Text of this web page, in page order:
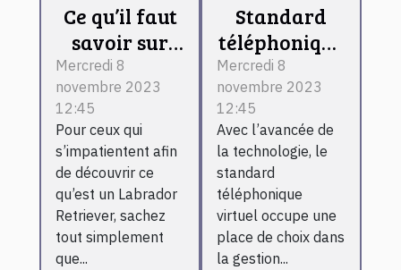
Ce qu’il faut
savoir sur
Labrador
Retriever
Mercredi 8
novembre 2023
12:45
Pour ceux qui
s’impatientent afin
de découvrir ce
qu’est un Labrador
Retriever, sachez
tout simplement
que...
Standard
téléphonique
virtuel :
l’essentiel de
ce qu’il faut
retenir !
Mercredi 8
novembre 2023
12:45
Avec l’avancée de
la technologie, le
standard
téléphonique
virtuel occupe une
place de choix dans
la gestion...